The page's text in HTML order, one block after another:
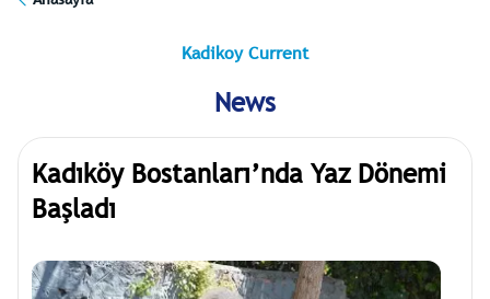
Kadikoy Current
News
Kadıköy Bostanları’nda Yaz Dönemi
Başladı